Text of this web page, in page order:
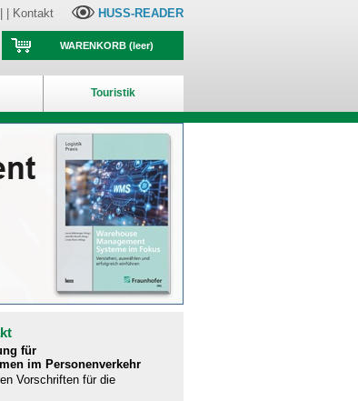
Touristik
Kontakt HUSS-READER
WARENKORB(leer)
für
im Personenverkehr
Vorschriften für die